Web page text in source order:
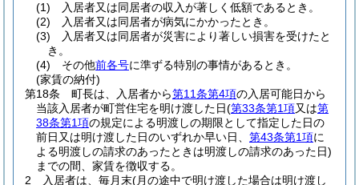
(1)
入居者又は同居者の収入が著しく低額であるとき。
(2)
入居者又は同居者が病気にかかったとき。
(3)
入居者又は同居者が災害により著しい損害を受けたと
き。
(4)
その他前各号に準ずる特別の事情があるとき。
(家賃の納付)
第18条
町長は、入居者から第11条第4項の入居可能日から
当該入居者が町営住宅を明け渡した日(第33条第1項又は第
38条第1項の規定による明渡しの期限として指定した日の
前日又は明け渡した日のいずれか早い日、 第43条第1項に
よる明渡しの請求のあったときは明渡しの請求のあった日)
までの間、家賃を徴収する。
2
入居者は、毎月末(月の途中で明け渡した場合は明け渡し